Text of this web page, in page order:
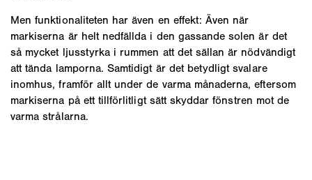
Men funktionaliteten har även en effekt: Även när
markiserna är helt nedfällda i den gassande solen är det
så mycket ljusstyrka i rummen att det sällan är nödvändigt
att tända lamporna. Samtidigt är det betydligt svalare
inomhus, framför allt under de varma månaderna, eftersom
markiserna på ett tillförlitligt sätt skyddar fönstren mot de
varma strålarna.